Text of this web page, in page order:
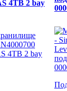
4TB 2 bay